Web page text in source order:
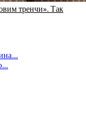
тренчи». Так